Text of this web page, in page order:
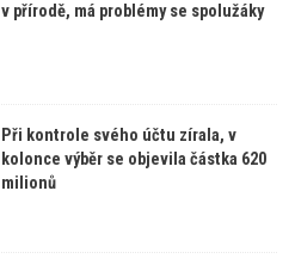
v přírodě, má problémy se spolužáky
Při kontrole svého účtu zírala, v
kolonce výběr se objevila částka 620
milionů